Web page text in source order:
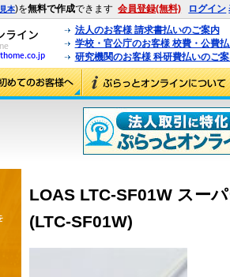
見本)を無料で作成できます 会員登録(無料) ログイン
法人のお客様 請求書払いのご案内
学校・官公庁のお客様 校費・公費
研究機関のお客様 科研費払いのご
LOAS LTC-SF01W スー
(LTC-SF01W)